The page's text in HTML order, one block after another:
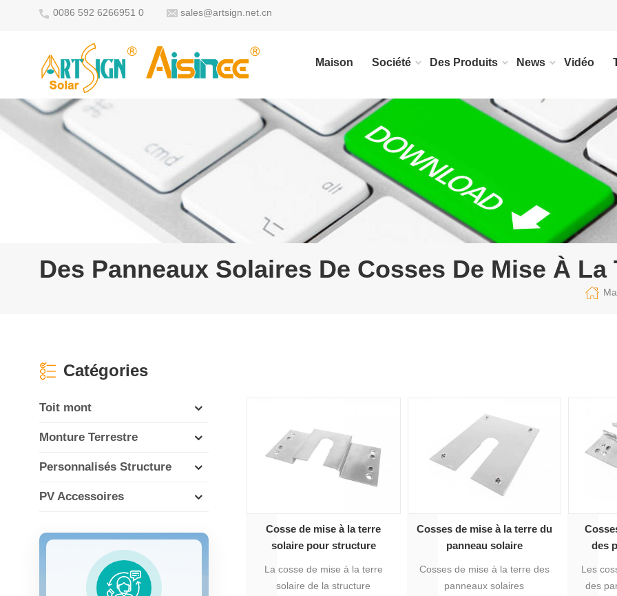
0086 592 6266951 0 sales@artsign.net.cn
Maison Société Des Produits News Vidéo
Des Panneaux Solaires De Cosses De Mise À La
Cosse de mise à la terre
solaire pour structure
La cosse de mise à la terre
solaire de la structure
Cosses de mise à la terre du
panneau solaire
Cosses de mise à la terre des
panneaux solaires
des
Les
des
Catégories
Toit mont
Monture Terrestre
Personnalisés Structure
PV Accessoires